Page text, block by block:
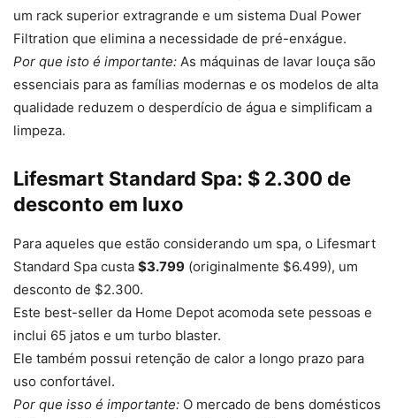
um rack superior extragrande e um sistema Dual Power
Filtration que elimina a necessidade de pré-enxágue.
Por que isto é importante: As máquinas de lavar louça são
essenciais para as famílias modernas e os modelos de alta
qualidade reduzem o desperdício de água e simplificam a
limpeza.
Lifesmart Standard Spa: $ 2.300 de
desconto em luxo
Para aqueles que estão considerando um spa, o Lifesmart
Standard Spa custa $3.799 (originalmente $6.499), um
desconto de $2.300.
Este best-seller da Home Depot acomoda sete pessoas e
inclui 65 jatos e um turbo blaster.
Ele também possui retenção de calor a longo prazo para
uso confortável.
Por que isso é importante: O mercado de bens domésticos